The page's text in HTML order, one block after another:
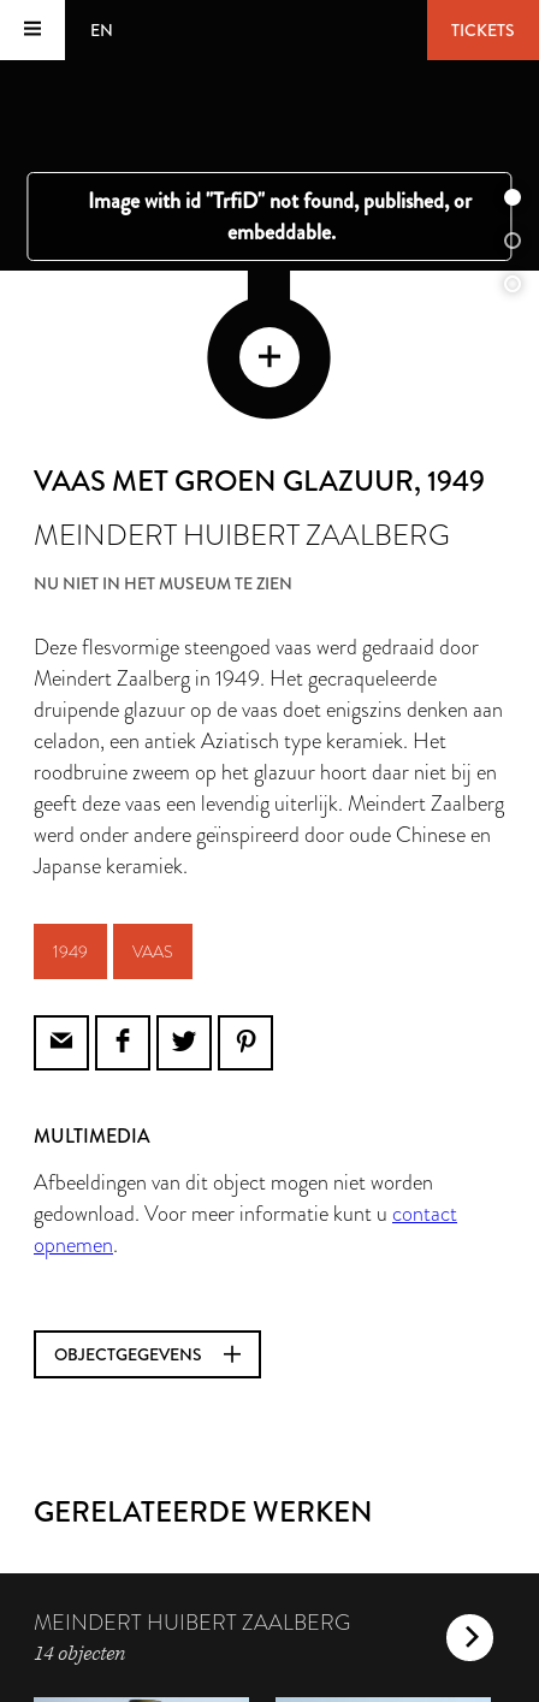
EN TICKETS
VAAS MET GROEN GLAZUUR, 1949
MEINDERT HUIBERT ZAALBERG
NU NIET IN HET MUSEUM TE ZIEN
Deze flesvormige steengoed vaas werd gedraaid door
Meindert Zaalberg in 1949. Het gecraqueleerde
druipende glazuur op de vaas doet enigszins denken aan
celadon, een antiek Aziatisch type keramiek. Het
roodbruine zweem op het glazuur hoort daar niet bij en
geeft deze vaas een levendig uiterlijk. Meindert Zaalberg
werd onder andere geïnspireerd door oude Chinese en
Japanse keramiek.
1949 VAAS
MULTIMEDIA
Afbeeldingen van dit object mogen niet worden
gedownload. Voor meer informatie kunt u contact
opnemen.
OBJECTGEGEVENS
GERELATEERDE WERKEN
MEINDERT HUIBERT ZAALBERG
14 objecten